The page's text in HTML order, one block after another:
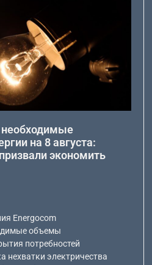
необходимые
на 8 августа:
экономить
Energocom
объемы
потребностей
нехватки электричества